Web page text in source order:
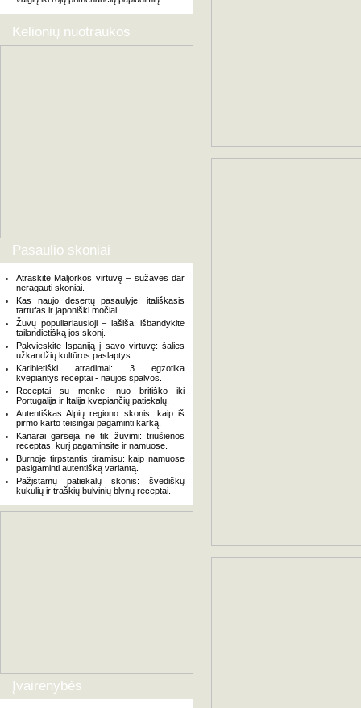
Kelionių nuotraukos
Pasaulio skoniai
Atraskite Maljorkos virtuvę – sužavės dar
neragauti skoniai.
Kas naujo desertų pasaulyje: itališkasis
tartufas ir japoniški močiai.
Žuvų populiariausioji – lašiša: išbandykite
tailandietišką jos skonį.
Pakvieskite Ispaniją į savo virtuvę: šalies
užkandžių kultūros paslaptys.
Karibietiški atradimai: 3 egzotika
kvepiantys receptai - naujos spalvos.
Receptai su menke: nuo britiško iki
Portugalija ir Italija kvepiančių patiekalų.
Autentiškas Alpių regiono skonis: kaip iš
pirmo karto teisingai pagaminti karką.
Kanarai garsėja ne tik žuvimi: triušienos
receptas, kurį pagaminsite ir namuose.
Burnoje tirpstantis tiramisu: kaip namuose
pasigaminti autentišką variantą.
Pažįstamų patiekalų skonis: švediškų
kukulių ir traškių bulvinių blynų receptai.
Įvairenybės